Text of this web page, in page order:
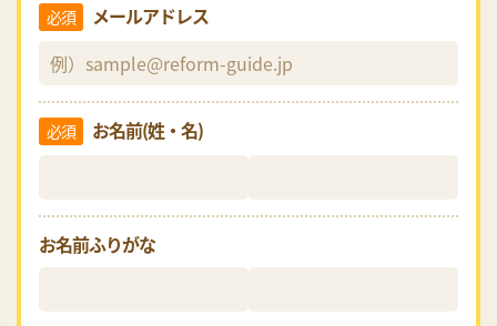
必須 メールアドレス
必須 お名前(姓・名)
お名前ふりがな